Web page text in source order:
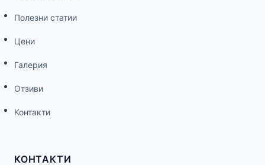
Полезни статии
Цени
Галерия
Отзиви
Контакти
КОНТАКТИ